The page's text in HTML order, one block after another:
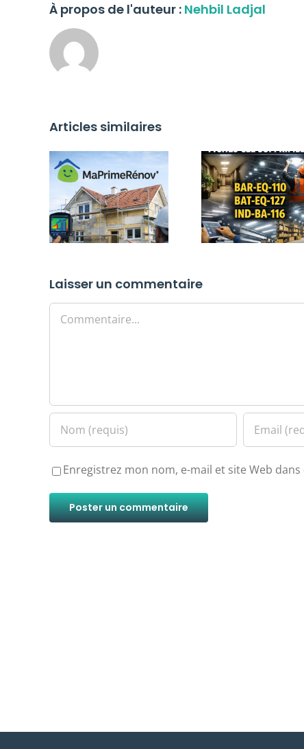
À propos de l'auteur : Nehbil Ladjal
Articles similaires
Laisser un commentaire
Commentaire
Enregistrez mon nom, e-mail et site Web